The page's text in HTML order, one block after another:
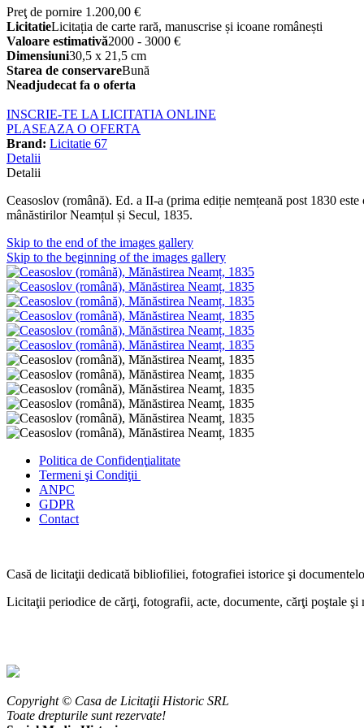
Preţ de pornire 1.200,00 €
LicitatieLicitația de carte rară, manuscrise și icoane românești
Valoare estimativă2000 - 3000 €
Dimensiuni30,5 x 21,5 cm
Starea de conservareBună
Neadjudecat fa o oferta
INSCRIE-TE LA LICITATIA ONLINE
PLASEAZA O OFERTA
Brand: Licitatie 67
Detalii
Detalii
Ceasoslov (română). Ed. a II-a (prima ediție nemțeană post 1830
mânăstirilor Neamțul și Secul, 1835.
Skip to the end of the images gallery
Skip to the beginning of the images gallery
Politica de Confidenţialitate
Termeni şi Condiţii
ANPC
GDPR
Contact
Casă de licitaţii dedicată bibliofiliei, fotografiei istorice şi
Licitaţii periodice de cărţi, fotografii, acte, documente, cărţi poştale şi
Copyright © Casa de Licitaţii Historic SRL
Toate drepturile sunt rezervate!